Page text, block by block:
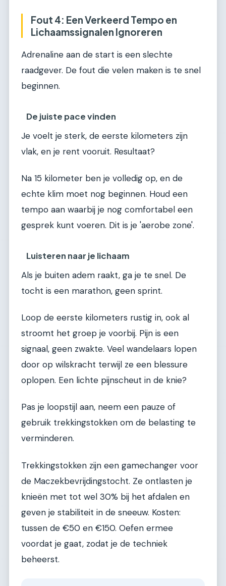
Fout 4: Een Verkeerd Tempo en
Lichaamssignalen Ignoreren
Adrenaline aan de start is een slechte
raadgever. De fout die velen maken is te snel
beginnen.
De juiste pace vinden
Je voelt je sterk, de eerste kilometers zijn
vlak, en je rent vooruit. Resultaat?
Na 15 kilometer ben je volledig op, en de
echte klim moet nog beginnen. Houd een
tempo aan waarbij je nog comfortabel een
gesprek kunt voeren. Dit is je 'aerobe zone'.
Luisteren naar je lichaam
Als je buiten adem raakt, ga je te snel. De
tocht is een marathon, geen sprint.
Loop de eerste kilometers rustig in, ook al
stroomt het groep je voorbij. Pijn is een
signaal, geen zwakte. Veel wandelaars lopen
door op wilskracht terwijl ze een blessure
oplopen. Een lichte pijnscheut in de knie?
Pas je loopstijl aan, neem een pauze of
gebruik trekkingstokken om de belasting te
verminderen.
Trekkingstokken zijn een gamechanger voor
de Maczekbevrijdingstocht. Ze ontlasten je
knieën met tot wel 30% bij het afdalen en
geven je stabiliteit in de sneeuw. Kosten:
tussen de €50 en €150. Oefen ermee
voordat je gaat, zodat je de techniek
beheerst.